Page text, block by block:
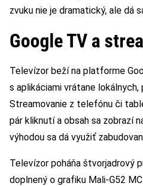
zvuku nie je dramatický, ale dá
Google TV a
Televízor beží na platforme
s aplikáciami vrátane lokálnych,
Streamovanie z telefónu či
pár kliknutí a obsah sa zobrazí
výhodou sa dá využiť
Televízor poháňa štvorjadrový
doplnený o grafiku Mali-G52